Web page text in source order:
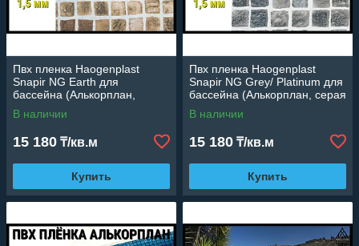
Пвх пленка Haogenplast
Snapir NG Earth для
бассейна (Алькорплан,
коричневая мозаика,
ширина: 1.65 м.)
В наличии
15 180 ₸/кв.м
Купить
Пвх пленка Haogenplast
Snapir NG Grey/ Platinum для
бассейна (Алькорплан, серая
мозаика, ширина: 1.65 м.)
В наличии
15 180 ₸/кв.м
Купить